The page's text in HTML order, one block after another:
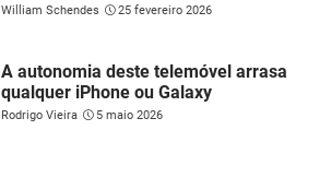
William Schendes 25 fevereiro 2026
A autonomia deste telemóvel arrasa
qualquer iPhone ou Galaxy
Rodrigo Vieira 5 maio 2026